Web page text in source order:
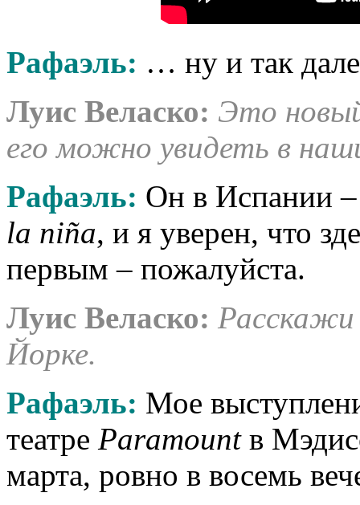
Рафаэль: … ну и так
Луис Веласко: Это
его можно увидеть в
Рафаэль: Он в Испании
la niña, и я уверен, что
первым – пожалуйста.
Луис Веласко:
Йорке.
Рафаэль: Мое
театре Paramount в
марта, ровно в восемь